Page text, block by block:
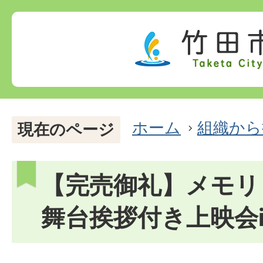
現在のページ ホーム 組織か
【完売御礼】メモ
舞台挨拶付き上映